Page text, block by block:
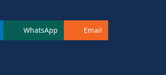
WhatsApp Email